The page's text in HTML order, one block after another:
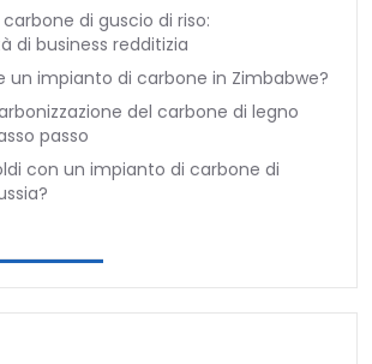
di guscio di riso:
di business redditizia
un impianto di carbone in Zimbabwe?
del carbone di legno
passo
con un impianto di carbone di